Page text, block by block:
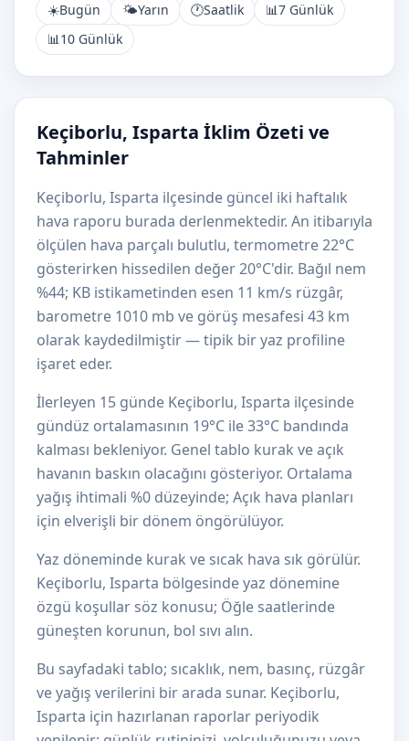
☀️Bugün 🌤️Yarın 🕐Saatlik 📊7 Günlük
📊10 Günlük
Keçiborlu, Isparta İklim Özeti ve
Tahminler
Keçiborlu, Isparta ilçesinde güncel iki haftalık
hava raporu burada derlenmektedir. An itibarıyla
ölçülen hava parçalı bulutlu, termometre 22°C
gösterirken hissedilen değer 20°C'dir. Bağıl nem
%44; KB istikametinden esen 11 km/s rüzgâr,
barometre 1010 mb ve görüş mesafesi 43 km
olarak kaydedilmiştir — tipik bir yaz profiline
işaret eder.
İlerleyen 15 günde Keçiborlu, Isparta ilçesinde
gündüz ortalamasının 19°C ile 33°C bandında
kalması bekleniyor. Genel tablo kurak ve açık
havanın baskın olacağını gösteriyor. Ortalama
yağış ihtimali %0 düzeyinde; Açık hava planları
için elverişli bir dönem öngörülüyor.
Yaz döneminde kurak ve sıcak hava sık görülür.
Keçiborlu, Isparta bölgesinde yaz dönemine
özgü koşullar söz konusu; Öğle saatlerinde
güneşten korunun, bol sıvı alın.
Bu sayfadaki tablo; sıcaklık, nem, basınç, rüzgâr
ve yağış verilerini bir arada sunar. Keçiborlu,
Isparta için hazırlanan raporlar periyodik